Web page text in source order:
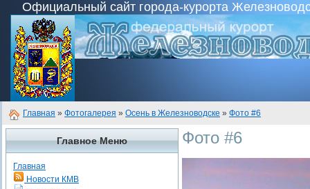
Официальный сайт города-курорта
Главная » Фотогалерея » Осень в Железноводске » Фото #6
Главное Меню
Главная
Новости КМВ
Фото #6